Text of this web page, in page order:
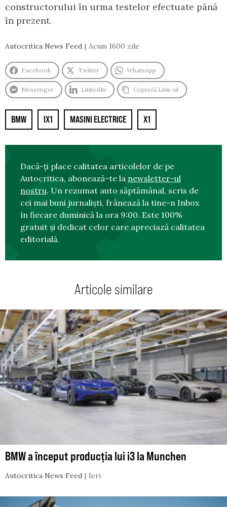
constructorului în urma testelor efectuate până
în prezent.
Autocritica News Feed Acum 1600 zile
Facebook Twitter WhatsApp
Messenger LinkedIn Copiază Link-ul
BMW IX1 MASINI ELECTRICE X1
Dacă-ți place calitatea articolelor de pe
Autocritica, abonează-te la newsletter-ul
nostru. Un rezumat auto săptămânal, scris de
cei mai buni jurnaliști, frânează la tine-n Inbox
în fiecare duminică la ora 9:00. Este 100%
gratuit și dedicat celor care apreciază calitatea
editorială.
Articole similare
BMW a început producția lui i3 la Munchen
Autocritica News Feed Ieri